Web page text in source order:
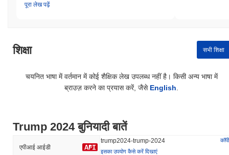
पूरा लेख पढ़ें
शिक्षा सभी शिक्षा
चयनित भाषा में वर्तमान में कोई शैक्षिक लेख उपलब्ध नहीं है। किसी अन्य भाषा में
ब्राउज़ करने का प्रयास करें, जैसे English.
Trump 2024 बुनियादी बातें
एपीआई आईडी
trump2024-trump-2024
कॉपी
इसका उपयोग कैसे करें दिखाएं